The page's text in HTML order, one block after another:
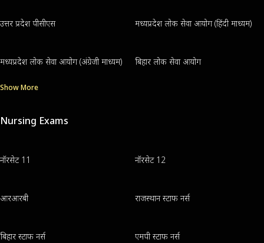
उत्तर प्रदेश पीसीएस मध्यप्रदेश लोक सेवा आयोग (हिंदी माध्यम)
मध्यप्रदेश लोक सेवा आयोग (अंग्रेजी माध्यम) बिहार लोक सेवा आयोग
Show More
Nursing Exams
नॉरसेट 11 नॉरसेट 12
आरआरबी राजस्थान स्टाफ नर्स
बिहार स्टाफ नर्स एमपी स्टाफ नर्स